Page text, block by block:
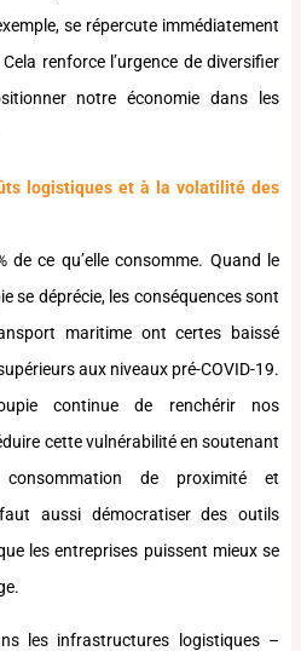
se répercute immédiatement
renforce l’urgence de diversifier
notre économie dans les
logistiques et à la volatilité des
de ce qu’elle consomme. Quand le
se déprécie, les conséquences sont
maritime ont certes baissé
aux niveaux pré-COVID-19.
continue de renchérir nos
cette vulnérabilité en soutenant
de proximité et
aussi démocratiser des outils
les entreprises puissent mieux se
les infrastructures logistiques –